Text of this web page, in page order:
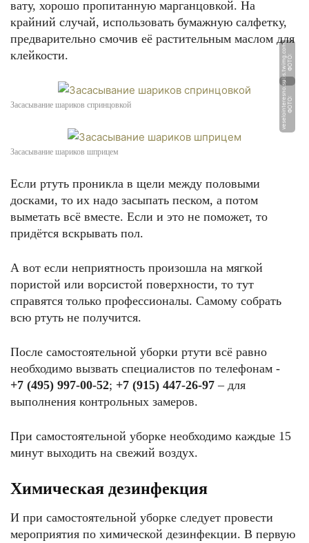
вату, хорошо пропитанную марганцовкой. На
крайний случай, использовать бумажную салфетку,
предварительно смочив её растительным маслом для
клейкости.
Ф
О
Т
О:
p
b
s.
t
wi
m
g.
c
o
m
Засасывание шариков спринцовкой Ф
О
Т
О:
v
e
s
el
oi
n
t
e
r
e
s
n
o.
s
u
Засасывание шариков шприцем
Если ртуть проникла в щели между половыми
досками, то их надо засыпать песком, а потом
выметать всё вместе. Если и это не поможет, то
придётся вскрывать пол.
А вот если неприятность произошла на мягкой
пористой или ворсистой поверхности, то тут
справятся только профессионалы. Самому собрать
всю ртуть не получится.
После самостоятельной уборки ртути всё равно
необходимо вызвать специалистов по телефонам -
+7 (495) 997-00-52; +7 (915) 447-26-97 – для
выполнения контрольных замеров.
При самостоятельной уборке необходимо каждые 15
минут выходить на свежий воздух.
Химическая дезинфекция
И при самостоятельной уборке следует провести
мероприятия по химической дезинфекции. В первую